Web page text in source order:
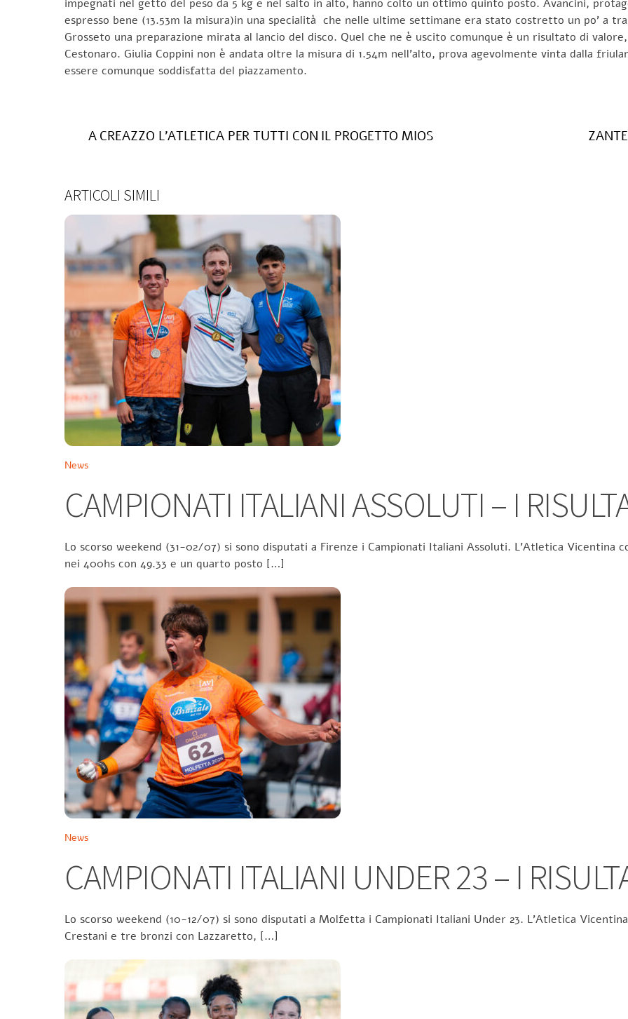
impegnati nel getto del peso da 5 kg e nel salto in alto, hanno colto un ottimo quinto posto. Avancini,
espresso bene (13.53m la misura)in una specialità che nelle ultime settimane era stato costretto un po’ a
Grosseto una preparazione mirata al lancio del disco. Quel che ne è uscito comunque è un risultato di
Cestonaro. Giulia Coppini non è andata oltre la misura di 1.54m nell’alto, prova agevolmente vinta dalla
essere comunque soddisfatta del piazzamento.
A CREAZZO L’ATLETICA PER TUTTI CON IL PROGETTO MIOS
ARTICOLI SIMILI
News
CAMPIONATI ITALIANI ASSOLUTI – I
Lo scorso weekend (31-02/07) si sono disputati a Firenze i Campionati Italiani Assoluti. L’Atletica Vicentina
nei 400hs con 49.33 e un quarto posto […]
News
CAMPIONATI ITALIANI UNDER 23 – I
Lo scorso weekend (10-12/07) si sono disputati a Molfetta i Campionati Italiani Under 23. L’Atletica
Crestani e tre bronzi con Lazzaretto, […]